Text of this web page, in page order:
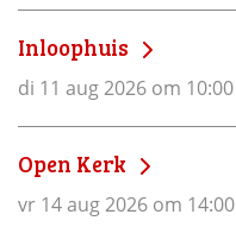
Inloophuis
di 11 aug 2026 om 10:00
Open Kerk
vr 14 aug 2026 om 14:00